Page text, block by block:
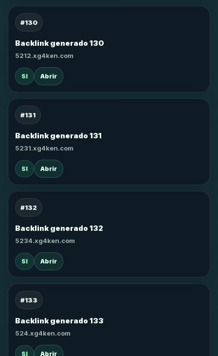
#130
Backlink generado 130
5212.xg4ken.com
SI Abrir
#131
Backlink generado 131
5231.xg4ken.com
SI Abrir
#132
Backlink generado 132
5234.xg4ken.com
SI Abrir
#133
Backlink generado 133
524.xg4ken.com
SI Abrir